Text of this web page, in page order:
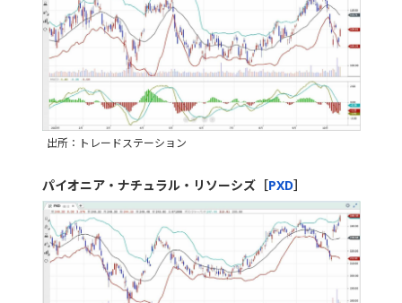
出所：トレードステーション
パイオニア・ナチュラル・リソーシズ［PXD］